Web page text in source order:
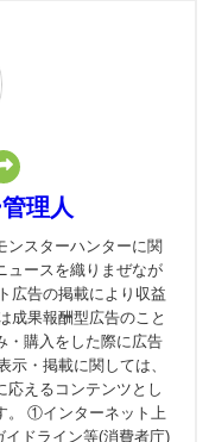
理人
ンスターハンターに関
ュースを織りまぜなが
広告の掲載により収益
成果報酬型広告のこと
・購入をした際に広告
示・掲載に関しては、
応えるコンテンツとし
。 ①インターネット上
ドライン等(消費者庁)